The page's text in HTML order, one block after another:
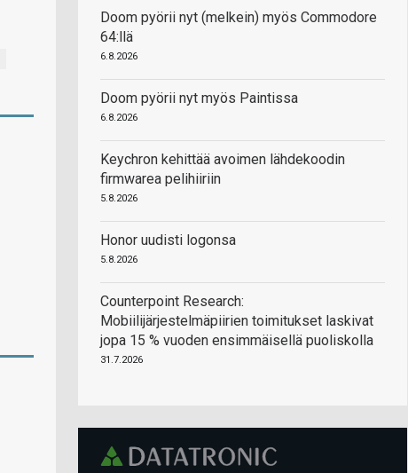
Doom pyörii nyt (melkein) myös Commodore
64:llä
6.8.2026
Doom pyörii nyt myös Paintissa
6.8.2026
Keychron kehittää avoimen lähdekoodin
firmwarea pelihiiriin
5.8.2026
Honor uudisti logonsa
5.8.2026
Counterpoint Research:
Mobiilijärjestelmäpiirien toimitukset laskivat
jopa 15 % vuoden ensimmäisellä puoliskolla
31.7.2026